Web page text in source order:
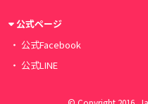
公式ページ
公式Facebook
公式LINE